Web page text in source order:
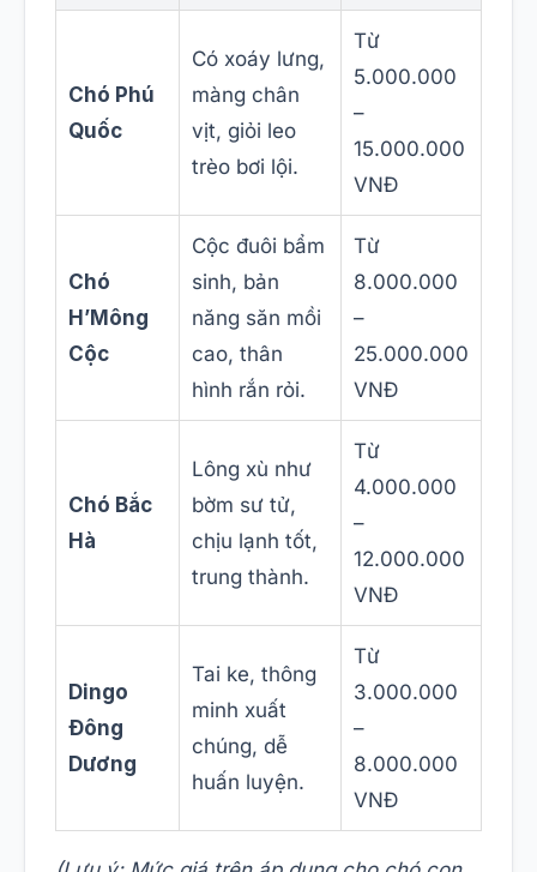
Chó Phú
Quốc
Có xoáy lưng,
màng chân
vịt, giỏi leo
trèo bơi lội.
Từ
5.000.000
–
15.000.000
VNĐ
Chó
H’Mông
Cộc
Cộc đuôi bẩm
sinh, bản
năng săn mồi
cao, thân
hình rắn rỏi.
Từ
8.000.000
–
25.000.000
VNĐ
Chó Bắc
Hà
Lông xù như
bờm sư tử,
chịu lạnh tốt,
trung thành.
Từ
4.000.000
–
12.000.000
VNĐ
Dingo
Đông
Dương
Tai ke, thông
minh xuất
chúng, dễ
huấn luyện.
Từ
3.000.000
–
8.000.000
VNĐ